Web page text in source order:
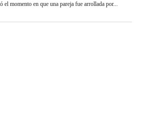
el momento en que una pareja fue arrollada por...